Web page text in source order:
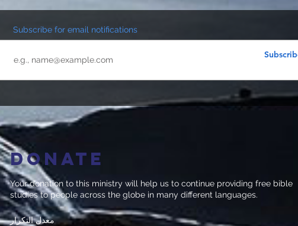
Subscribe for email notifications
Donate
Your donation to this ministry will help us to continue providing free bible
studies to people across the globe in many different languages.
معدل التكرار